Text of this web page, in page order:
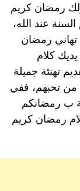
رمضان كريم
عند الله،
تهاني رمضان
كلام
تهنئة جميلة
من تحبهم، ففي
ب رمضانكم
رمضان كريم